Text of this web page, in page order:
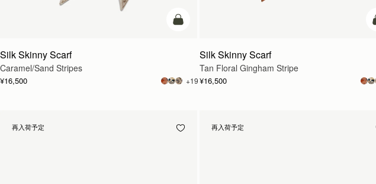
カートに追加
Silk Skinny Scarf
Caramel/Sand Stripes
¥16,500 +19
Silk Skinny Scarf
Tan Floral Gingham Stripe
¥16,500
再入荷予定 再入荷予定